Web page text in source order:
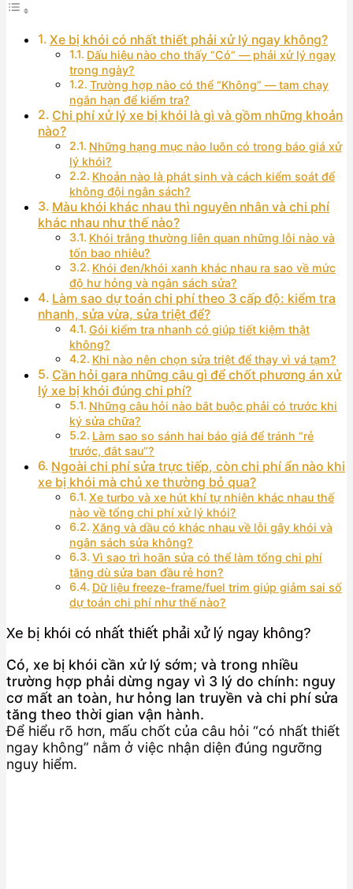
Xe bị khói có nhất thiết phải xử lý ngay không?
Dấu hiệu nào cho thấy “Có” — phải xử lý ngay
trong ngày?
Trường hợp nào có thể “Không” — tạm chạy
ngắn hạn để kiểm tra?
Chi phí xử lý xe bị khói là gì và gồm những khoản
nào?
Những hạng mục nào luôn có trong báo giá xử
lý khói?
Khoản nào là phát sinh và cách kiểm soát để
không đội ngân sách?
Màu khói khác nhau thì nguyên nhân và chi phí
khác nhau như thế nào?
Khói trắng thường liên quan những lỗi nào và
tốn bao nhiêu?
Khói đen/khói xanh khác nhau ra sao về mức
độ hư hỏng và ngân sách sửa?
Làm sao dự toán chi phí theo 3 cấp độ: kiểm tra
nhanh, sửa vừa, sửa triệt để?
Gói kiểm tra nhanh có giúp tiết kiệm thật
không?
Khi nào nên chọn sửa triệt để thay vì vá tạm?
Cần hỏi gara những câu gì để chốt phương án xử
lý xe bị khói đúng chi phí?
Những câu hỏi nào bắt buộc phải có trước khi
ký sửa chữa?
Làm sao so sánh hai báo giá để tránh “rẻ
trước, đắt sau”?
Ngoài chi phí sửa trực tiếp, còn chi phí ẩn nào khi
xe bị khói mà chủ xe thường bỏ qua?
Xe turbo và xe hút khí tự nhiên khác nhau thế
nào về tổng chi phí xử lý khói?
Xăng và dầu có khác nhau về lỗi gây khói và
ngân sách sửa không?
Vì sao trì hoãn sửa có thể làm tổng chi phí
tăng dù sửa ban đầu rẻ hơn?
Dữ liệu freeze-frame/fuel trim giúp giảm sai số
dự toán chi phí như thế nào?
Xe bị khói có nhất thiết phải xử lý ngay không?
Có, xe bị khói cần xử lý sớm; và trong nhiều
trường hợp phải dừng ngay vì 3 lý do chính: nguy
cơ mất an toàn, hư hỏng lan truyền và chi phí sửa
tăng theo thời gian vận hành.
Để hiểu rõ hơn, mấu chốt của câu hỏi “có nhất thiết
ngay không” nằm ở việc nhận diện đúng ngưỡng
nguy hiểm.